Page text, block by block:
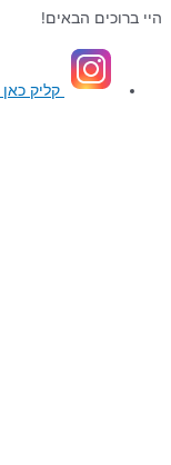
דילוג
היי ברוכים הבאים!
קליק כאן